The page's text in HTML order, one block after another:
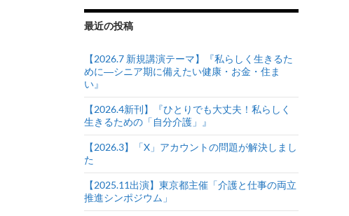
最近の投稿
【2026.7 新規講演テーマ】『私らしく生きるた
めに―シニア期に備えたい健康・お金・住ま
い』
【2026.4新刊】『ひとりでも大丈夫！私らしく
生きるための「自分介護」』
【2026.3】「X」アカウントの問題が解決しまし
た
【2025.11出演】東京都主催「介護と仕事の両立
推進シンポジウム」